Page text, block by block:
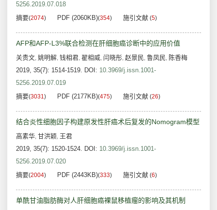
5256.2019.07.018
摘要(2074) PDF (2060KB)(354) 施引文献 (5)
AFP和AFP-L3%联合检测在肝细胞癌诊断中的应用价值
关贵文, 姚明解, 钱相君, 翟相威, 闫晓彤, 赵景民, 鲁凤民, 陈香梅
2019, 35(7): 1514-1519. DOI: 10.3969/j.issn.1001-
5256.2019.07.019
摘要(3031) PDF (2177KB)(475) 施引文献 (26)
结合炎性细胞因子构建原发性肝癌术后复发的Nomogram模型
高素华, 甘洪颖, 王君
2019, 35(7): 1520-1524. DOI: 10.3969/j.issn.1001-
5256.2019.07.020
摘要(2004) PDF (2443KB)(333) 施引文献 (6)
单酰甘油脂肪酶对人肝细胞癌裸鼠移植瘤的影响及其机制